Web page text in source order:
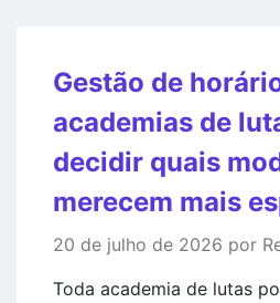
Gestão de
academias de
decidir quais
merecem mais
20 de julho de 2026 por
Toda academia de lutas